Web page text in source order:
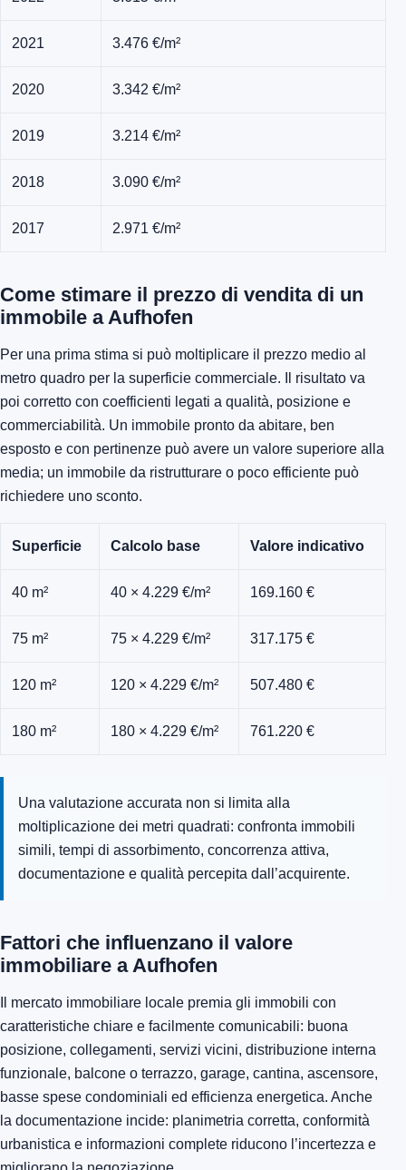
2021 3.476 €/m²
2020 3.342 €/m²
2019 3.214 €/m²
2018 3.090 €/m²
2017 2.971 €/m²
Come stimare il prezzo di vendita di un
immobile a Aufhofen
Per una prima stima si può moltiplicare il prezzo medio al
metro quadro per la superficie commerciale. Il risultato va
poi corretto con coefficienti legati a qualità, posizione e
commerciabilità. Un immobile pronto da abitare, ben
esposto e con pertinenze può avere un valore superiore alla
media; un immobile da ristrutturare o poco efficiente può
richiedere uno sconto.
Superficie Calcolo base Valore indicativo
40 m² 40 × 4.229 €/m² 169.160 €
75 m² 75 × 4.229 €/m² 317.175 €
120 m² 120 × 4.229 €/m² 507.480 €
180 m² 180 × 4.229 €/m² 761.220 €
Una valutazione accurata non si limita alla
moltiplicazione dei metri quadrati: confronta immobili
simili, tempi di assorbimento, concorrenza attiva,
documentazione e qualità percepita dall’acquirente.
Fattori che influenzano il valore
immobiliare a Aufhofen
Il mercato immobiliare locale premia gli immobili con
caratteristiche chiare e facilmente comunicabili: buona
posizione, collegamenti, servizi vicini, distribuzione interna
funzionale, balcone o terrazzo, garage, cantina, ascensore,
basse spese condominiali ed efficienza energetica. Anche
la documentazione incide: planimetria corretta, conformità
urbanistica e informazioni complete riducono l’incertezza e